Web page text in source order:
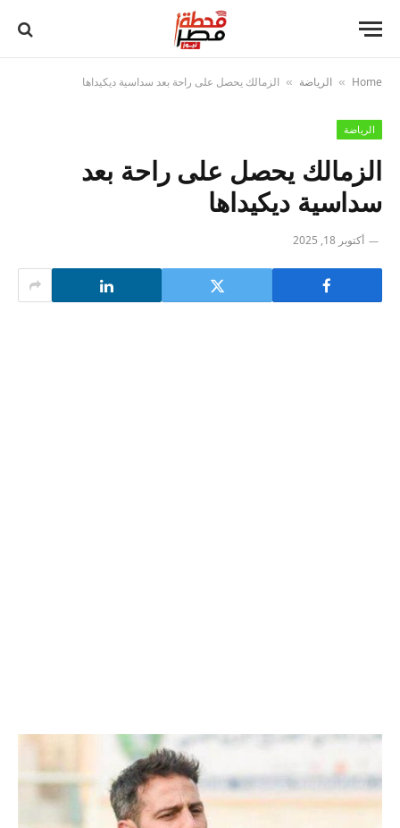
Home
» الرياضة » الزمالك يحصل على راحة بعد سداسية ديكيداها
الرياضة
الزمالك يحصل على راحة بعد
سداسية ديكيداها
أكتوبر 18, 2025